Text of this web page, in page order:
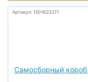
Артикул: 1501623271
Самосборный